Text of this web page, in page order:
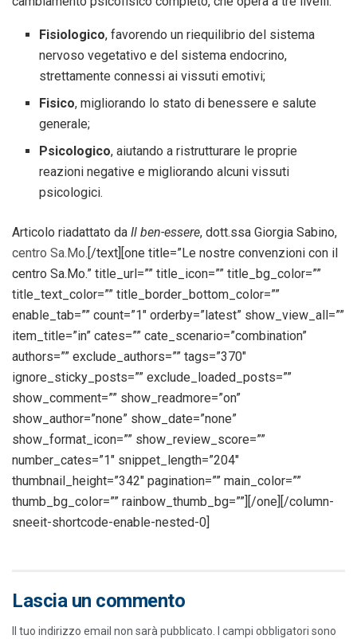
Fisiologico, favorendo un riequilibrio del sistema
nervoso vegetativo e del sistema endocrino,
strettamente connessi ai vissuti emotivi;
Fisico, migliorando lo stato di benessere e salute
generale;
Psicologico, aiutando a ristrutturare le proprie
reazioni negative e migliorando alcuni vissuti
psicologici.
Articolo riadattato da Il ben-essere, dott.ssa Giorgia Sabino,
centro Sa.Mo.[/text][one title=”Le nostre convenzioni con il
centro Sa.Mo.” title_url=”” title_icon=”” title_bg_color=””
title_text_color=”” title_border_bottom_color=””
enable_tab=”” count=”1″ orderby=”latest” show_view_all=””
item_title=”in” cates=”” cate_scenario=”combination”
authors=”” exclude_authors=”” tags=”370″
ignore_sticky_posts=”” exclude_loaded_posts=””
show_comment=”” show_readmore=”on”
show_author=”none” show_date=”none”
show_format_icon=”” show_review_score=””
number_cates=”1″ snippet_length=”204″
thumbnail_height=”342″ pagination=”” main_color=””
thumb_bg_color=”” rainbow_thumb_bg=””][/one][/column-
sneeit-shortcode-enable-nested-0]
Lascia un commento
Il tuo indirizzo email non sarà pubblicato. I campi obbligatori sono